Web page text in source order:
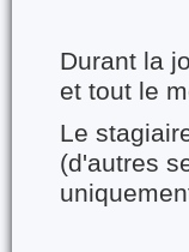
Durant la
et tout le
Le
(d'autres